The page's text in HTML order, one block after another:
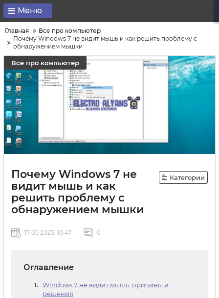
Меню
Главная
Все про компьютер
Почему Windows 7 не видит мышь и как решить проблему с
обнаружением мышки
Все про компьютер
Почему Windows 7 не
видит мышь и как
решить проблему с
обнаружением мышки
Категории
17 05 2025, 10:47 0
Оглавление
Windows 7 не видит мышь: причины и
решения